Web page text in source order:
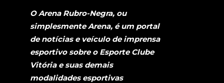
O Arena Rubro-Negra, ou
simplesmente Arena, é um portal
de notícias e veículo de imprensa
esportivo sobre o Esporte Clube
Vitória e suas demais
modalidades esportivas